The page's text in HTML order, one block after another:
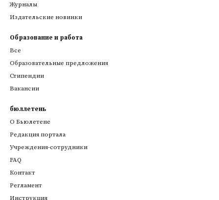
Журналы
Издательские новинки
Образование и работа
Все
Образовательные предложения
Стипендии
Вакансии
бюллетень
О Бьюлетене
Редакция портала
Учреждения-сотрудники
FAQ
Контакт
Регламент
Инструкция